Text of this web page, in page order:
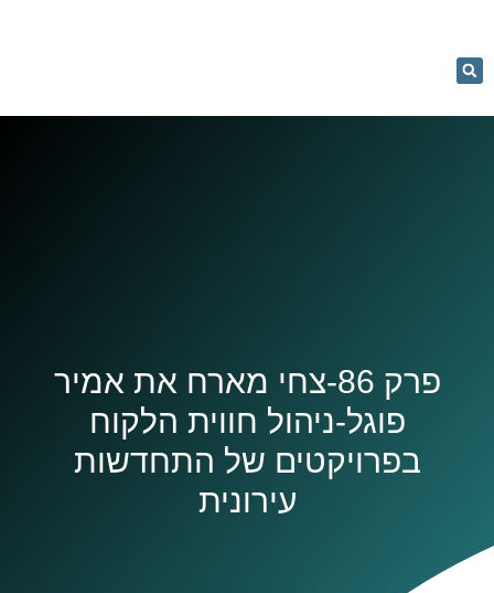
פרק 86-צחי מארח את אמיר
פוגל-ניהול חווית הלקוח
בפרויקטים של התחדשות
עירונית